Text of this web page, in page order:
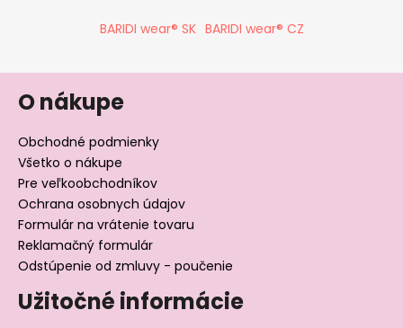
BARIDI wear® SK BARIDI wear® CZ
O nákupe
Obchodné podmienky
Všetko o nákupe
Pre veľkoobchodníkov
Ochrana osobnych údajov
Formulár na vrátenie tovaru
Reklamačný formulár
Odstúpenie od zmluvy - poučenie
Užitočné informácie